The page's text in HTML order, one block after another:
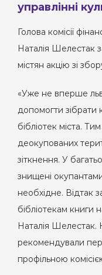
управлінні
Голова комісії
Наталія Шелестак
містян акцію зі
«Уже не вперше
допомогти
бібліотек міста.
деокупованих
зіткнення. У
знищені
необхідне. Відтак
бібліотекам книги
Наталія Шелестак.
рекомендували
профільною